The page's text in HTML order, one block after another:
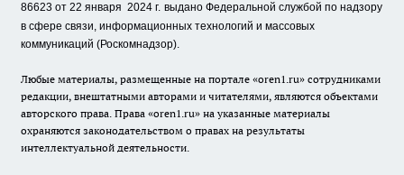
86623 от 22 января 2024 г. выдано Федеральной службой по надзору
в сфере связи, информационных технологий и массовых
коммуникаций (Роскомнадзор).
Любые материалы, размещенные на портале «oren1.ru» сотрудниками
редакции, внештатными авторами и читателями, являются объектами
авторского права. Права «oren1.ru» на указанные материалы
охраняются законодательством о правах на результаты
интеллектуальной деятельности.